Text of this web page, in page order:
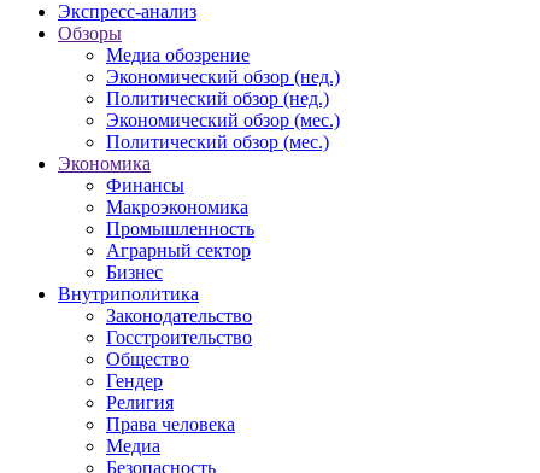
Экспресс-анализ
Обзоры
Медиа обозрение
Экономический обзор (нед.)
Политический обзор (нед.)
Экономический обзор (мес.)
Политический обзор (мес.)
Экономика
Финансы
Макроэкономика
Промышленность
Аграрный сектор
Бизнес
Внутриполитика
Законодательство
Госстроительство
Общество
Гендер
Религия
Права человека
Медиа
Безопасность